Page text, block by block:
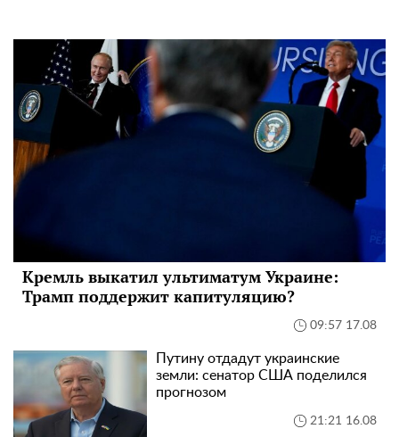
Кремль выкатил ультиматум Украине:
Трамп поддержит капитуляцию?
09:57 17.08
Путину отдадут украинские
земли: сенатор США поделился
прогнозом
21:21 16.08